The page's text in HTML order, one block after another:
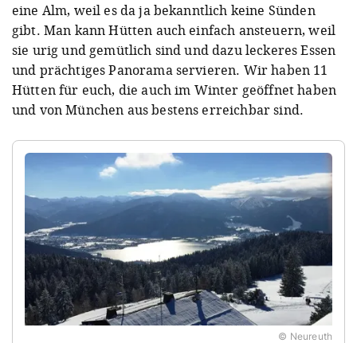
eine Alm, weil es da ja bekanntlich keine Sünden
gibt. Man kann Hütten auch einfach ansteuern, weil
sie urig und gemütlich sind und dazu leckeres Essen
und prächtiges Panorama servieren. Wir haben 11
Hütten für euch, die auch im Winter geöffnet haben
und von München aus bestens erreichbar sind.
© Neureuth